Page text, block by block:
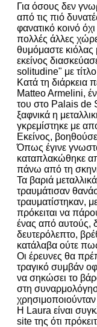
Για όσους δεν
από τις πιό
φανατικό κοινό
πολλές άλλες
θυμόμαστε
εκείνος
solitudine" με
Κατά τη διάρκεια
Matteo Armelini,
του στο Palais de
ξαφνικά η
γκρεμίστηκε με
Εκείνος,
Όπως έγινε
καταπλακώθηκε
πάνω από τη
Τα βαριά
τραυμάτισαν
τραυματίστηκαν,
πρόκειται να
ένας από αυτούς,
δευτερόλεπτο,
κατάλαβα ούτε
Οι έρευνες θα
τραγικό συμβάν
να σηκώσει το
στη
Η Laura είναι
site της ότι